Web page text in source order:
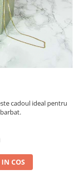
cadoul ideal pentru
COS